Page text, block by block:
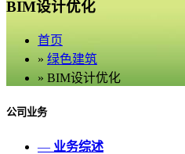
BIM设计优化
首页
» 绿色建筑
» BIM设计优化
公司业务
— 业务综述